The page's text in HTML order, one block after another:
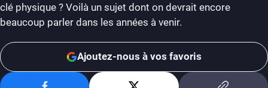
clé physique ? Voilà un sujet dont on devrait encore
beaucoup parler dans les années à venir.
Ajoutez-nous à vos favoris